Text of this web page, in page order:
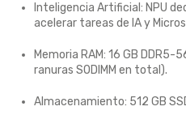
Inteligencia Artificial: NPU
acelerar tareas de IA y
Memoria RAM: 16 GB DDR5-
ranuras SODIMM en total).
Almacenamiento: 512 GB